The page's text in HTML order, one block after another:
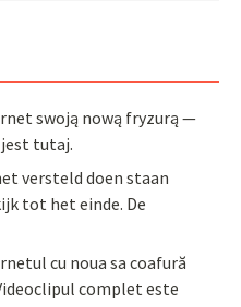
swoją nową fryzurą —
jest tutaj.
versteld doen staan
tot het einde. De
cu noua sa coafură
complet este